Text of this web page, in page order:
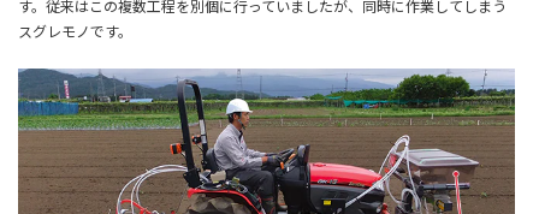
す。従来はこの複数工程を別個に行っていましたが、同時に作業してしまう
スグレモノです。